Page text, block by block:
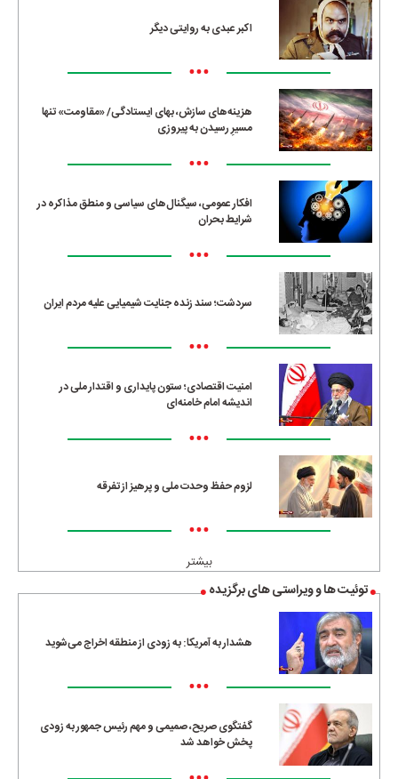
اکبر عبدی به روایتی دیگر
•••
هزینه‌های سازش، بهای ایستادگی/ «مقاومت» تنها
مسیرِ رسیدن به پیروزی
•••
افکار عمومی، سیگنال‌های سیاسی و منطق مذاکره در
شرایط بحران
•••
سردشت؛ سند زنده جنایت شیمیایی علیه مردم ایران
•••
امنیت اقتصادی؛ ستون پایداری و اقتدار ملی در
اندیشه امام خامنه‌ای
•••
لزوم حفظ وحدت ملی و پرهیز از تفرقه
•••
بیشتر
توئیت ها و ویراستی های برگزیده
هشدار به آمریکا: به زودی از منطقه اخراج می‌شوید
•••
گفتگوی صریح، صمیمی و مهم رئیس جمهور به زودی
پخش خواهد شد